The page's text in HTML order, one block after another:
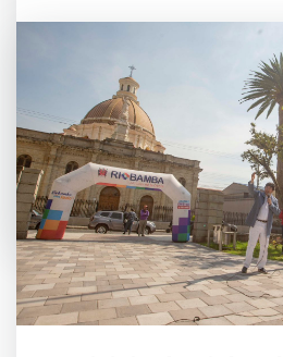
Este sábado 9 de
celebró sus 204 años de
Política con una serie de
resaltaron la riqueza
deportivo y el compromiso
Leer más